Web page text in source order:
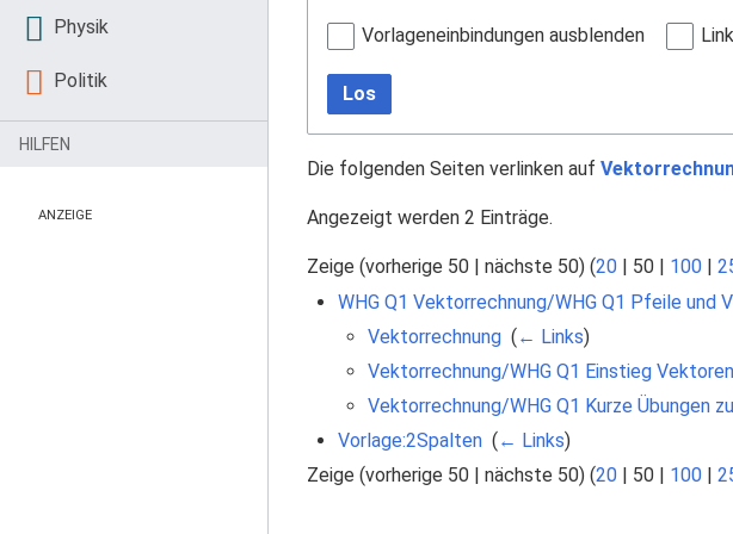
Vorlageneinbindungen ausblenden
Los
Die folgenden Seiten verlinken auf
Angezeigt werden 2 Einträge.
Zeige (vorherige 50 | nächste 50) (20 | 50 | 100 |
WHG Q1 Vektorrechnung/WHG Q1 Pfeile und
Vektorrechnung ‎( ← Links)
Vektorrechnung/WHG Q1 Einstieg Vektoren
Vektorrechnung/WHG Q1 Kurze Übungen
Vorlage:2Spalten‎ ( ← Links)
Zeige (vorherige 50 nächste 50) (20 50 100
Physik
Politik
HILFEN
ANZEIGE